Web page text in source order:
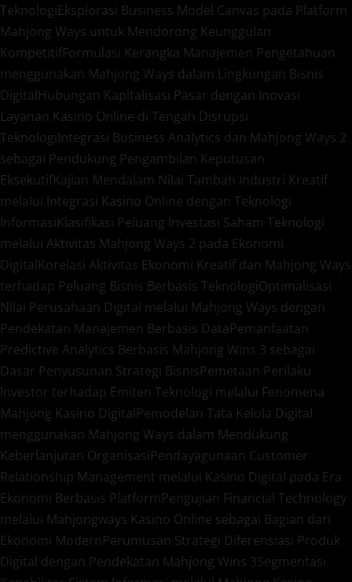
TeknologiEksplorasi Business Model Canvas pada Platform
Mahjong Ways untuk Mendorong Keunggulan
KompetitifFormulasi Kerangka Manajemen Pengetahuan
menggunakan Mahjong Ways dalam Lingkungan Bisnis
DigitalHubungan Kapitalisasi Pasar dengan Inovasi
Layanan Kasino Online di Tengah Disrupsi
TeknologiIntegrasi Business Analytics dan Mahjong Ways 2
sebagai Pendukung Pengambilan Keputusan
EksekutifKajian Mendalam Nilai Tambah Industri Kreatif
melalui Integrasi Kasino Online dengan Teknologi
InformasiKlasifikasi Peluang Investasi Saham Teknologi
melalui Aktivitas Mahjong Ways 2 pada Ekonomi
DigitalKorelasi Aktivitas Ekonomi Kreatif dan Mahjong Ways
terhadap Peluang Bisnis Berbasis TeknologiOptimalisasi
Nilai Perusahaan Digital melalui Mahjong Ways dengan
Pendekatan Manajemen Berbasis DataPemanfaatan
Predictive Analytics Berbasis Mahjong Wins 3 sebagai
Dasar Penyusunan Strategi BisnisPemetaan Perilaku
Investor terhadap Emiten Teknologi melalui Fenomena
Mahjong Kasino DigitalPemodelan Tata Kelola Digital
menggunakan Mahjong Ways dalam Mendukung
Keberlanjutan OrganisasiPendayagunaan Customer
Relationship Management melalui Kasino Digital pada Era
Ekonomi Berbasis PlatformPengujian Financial Technology
melalui Mahjongways Kasino Online sebagai Bagian dari
Ekonomi ModernPerumusan Strategi Diferensiasi Produk
Digital dengan Pendekatan Mahjong Wins 3Segmentasi